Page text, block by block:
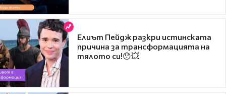
Елиът Пейдж разкри истинската
причина за трансформацията на
тялото си!😯💥